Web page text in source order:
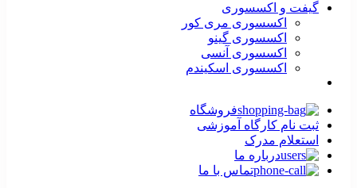
گیفت و اکسسوری
اکسسوری مری کور
اکسسوری گینو
اکسسوری آنسی
اکسسوری اسکیندم
فروشگاه
ثبت نام کارگاه آموزشی
استعلام مدرک
درباره ما
تماس با ما